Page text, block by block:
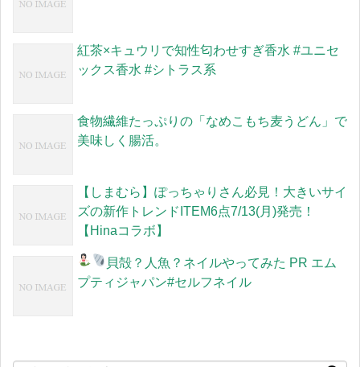
紅茶×キュウリで知性匂わせすぎ香水 #ユニセ
ックス香水 #シトラス系
食物繊維たっぷりの「なめこもち麦うどん」で
美味しく腸活。
【しまむら】ぽっちゃりさん必見！大きいサイ
ズの新作トレンドITEM6点7/13(月)発売！
【Hinaコラボ】
貝殻？人魚？ネイルやってみた PR エム
プティジャパン#セルフネイル